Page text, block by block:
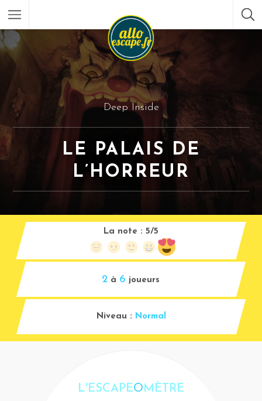
Deep Inside
LE PALAIS DE
L’HORREUR
2 à 6 joueurs
La note : 5/5
Niveau : Normal
L'ESCAPEOMÈTRE